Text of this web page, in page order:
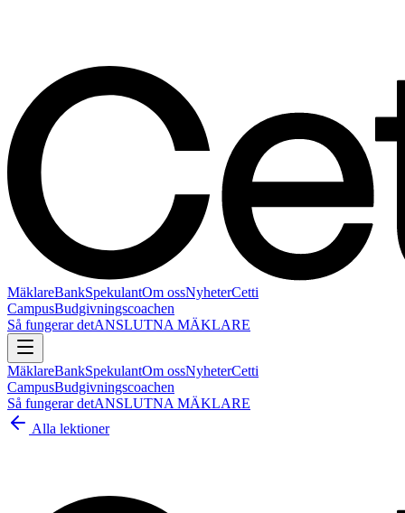
MäklareBankSpekulantOm ossNyheterCetti
CampusBudgivningscoachen
Så fungerar detANSLUTNA MÄKLARE
MäklareBankSpekulantOm ossNyheterCetti
CampusBudgivningscoachen
Så fungerar detANSLUTNA MÄKLARE
Alla lektioner